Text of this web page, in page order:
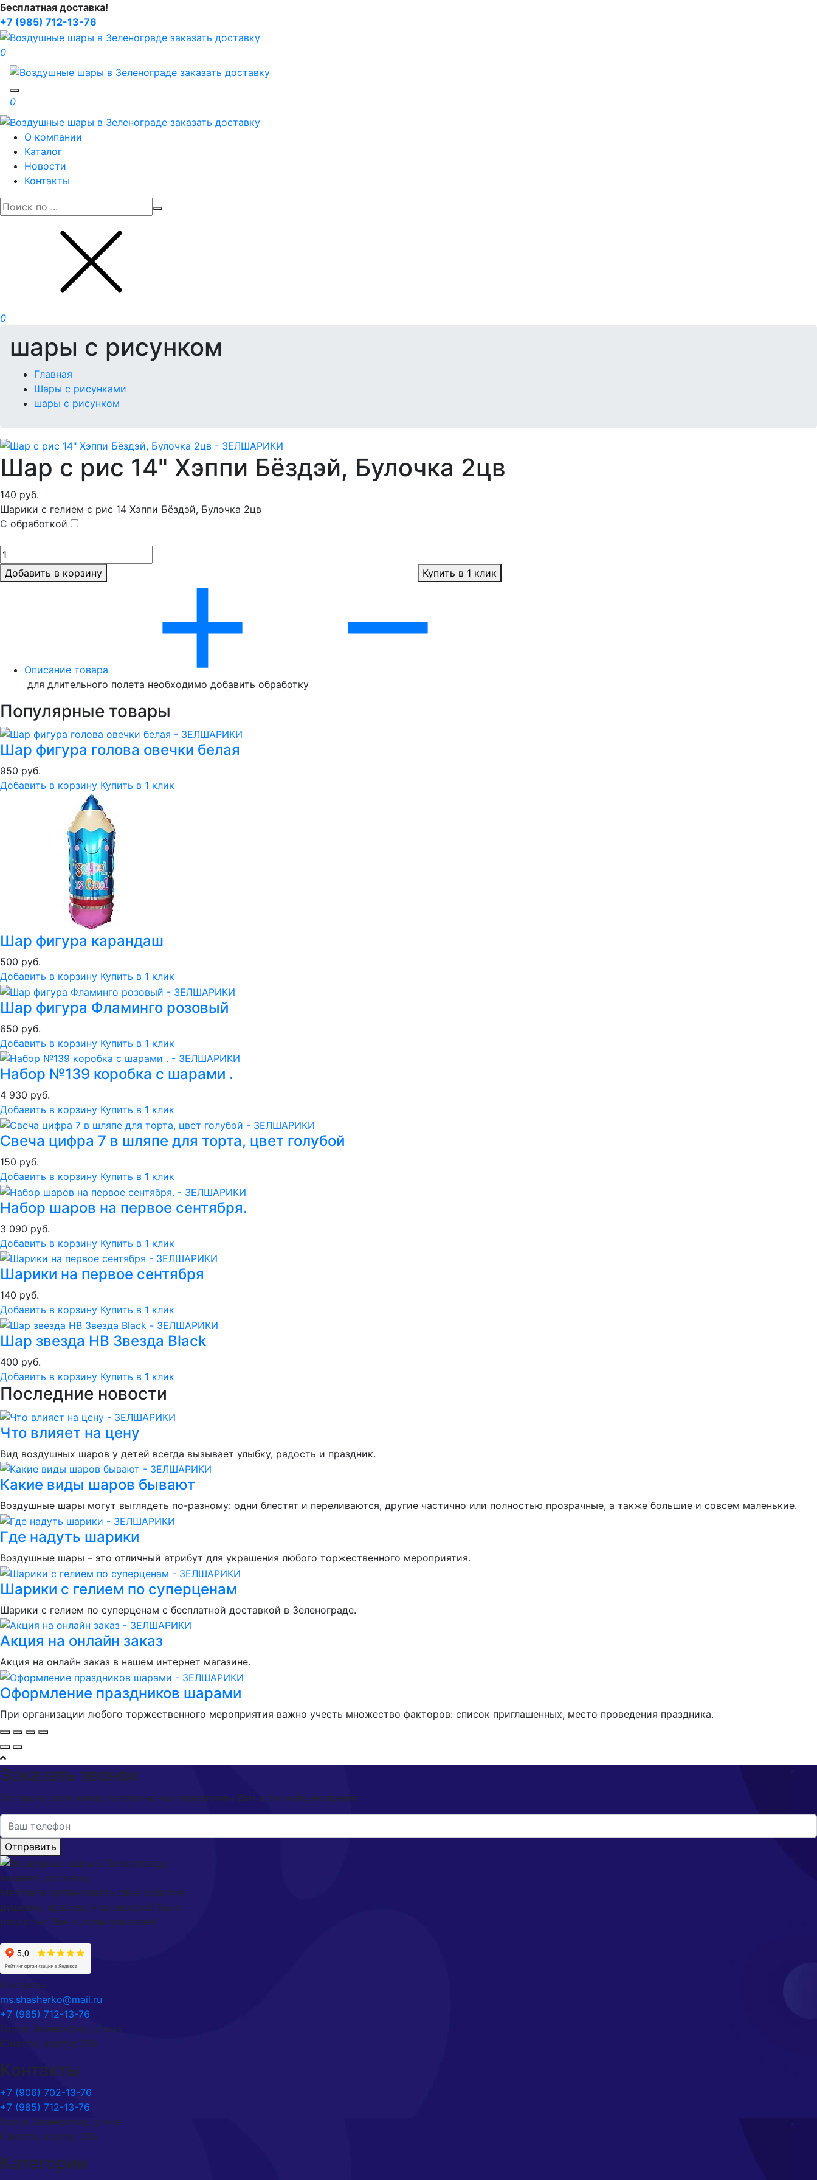
Бесплатная доставка!
+7 (985) 712-13-76
0
Toggle navigation
0
О компании
Каталог
Новости
Контакты
0
шары с рисунком
Главная
Шары с рисунками
шары с рисунком
Шар с рис 14" Хэппи Бёздэй, Булочка 2цв
140 руб.
Шарики с гелием с рис 14 Хэппи Бёздэй, Булочка 2цв
С обработкой
Добавить в корзину Купить в 1 клик
Описание товара
для длительного полета необходимо добавить обработку
Популярные товары
Шар фигура голова овечки белая
950 руб.
Добавить в корзину Купить в 1 клик
Шар фигура карандаш
500 руб.
Добавить в корзину Купить в 1 клик
Шар фигура Фламинго розовый
650 руб.
Добавить в корзину Купить в 1 клик
Набор №139 коробка с шарами .
4 930 руб.
Добавить в корзину Купить в 1 клик
Свеча цифра 7 в шляпе для торта, цвет голубой
150 руб.
Добавить в корзину Купить в 1 клик
Набор шаров на первое сентября.
3 090 руб.
Добавить в корзину Купить в 1 клик
Шарики на первое сентября
140 руб.
Добавить в корзину Купить в 1 клик
Шар звезда HB Звезда Black
400 руб.
Добавить в корзину Купить в 1 клик
Последние новости
Что влияет на цену
Вид воздушных шаров у детей всегда вызывает улыбку, радость и праздник.
Какие виды шаров бывают
Воздушные шары могут выглядеть по-разному: одни блестят и переливаются, другие частично или полностью прозрачные, а также большие и совсем маленькие.
Где надуть шарики
Воздушные шары – это отличный атрибут для украшения любого торжественного мероприятия.
Шарики с гелием по суперценам
Шарики с гелием по суперценам с бесплатной доставкой в Зеленограде.
Акция на онлайн заказ
Акция на онлайн заказ в нашем интернет магазине.
Оформление праздников шарами
При организации любого торжественного мероприятия важно учесть множество факторов: список приглашенных, место проведения праздника.
Заказать звонок
Оставьте свой номер телефона, мы перезвоним Вам в ближайшее время!
Отправить
Мечтаете организовать свое событие
душевно, красиво и со вкусом? Мы с
радостью Вам в этом поможем!
Контакты
ms.shasherko@mail.ru
+7 (985) 712-13-76
Город Зеленоград, улица
Юности, корпус 316
Контакты
+7 (906) 702-13-76
+7 (985) 712-13-76
Город Зеленоград, улица
Юности, корпус 316
Категории